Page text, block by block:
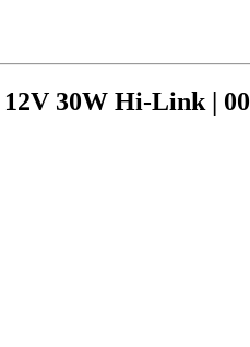
30W Hi-Link | 00